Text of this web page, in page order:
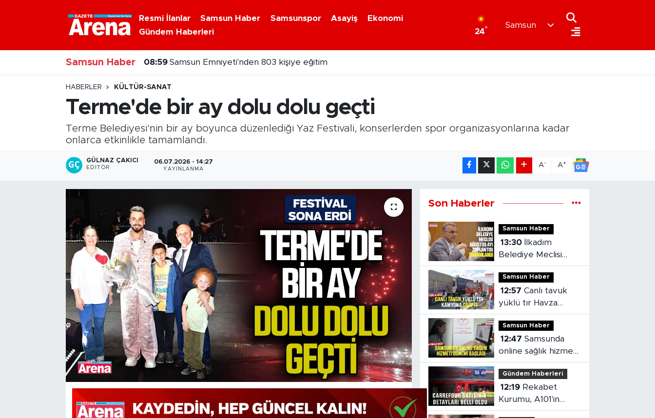
Resmi İlanlar Samsun Haber Samsunspor Asayiş
Ekonomi
Gündem Haberleri
24°
Samsun
Samsun Haber 08:30 Antalya'da özel hastanede gurbetçiye 71 bin liralık fatura
HABERLER KÜLTÜR-SANAT
Terme'de bir ay dolu dolu geçti
Terme Belediyesi'nin bir ay boyunca düzenlediği Yaz Festivali, konserlerden spor organizasyonlarına kadar
onlarca etkinlikle tamamlandı.
GÜLNAZ ÇAKICI
EDITÖR
06.07.2026 - 14:27
YAYINLANMA
A- A+
Son Haberler
Samsun Haber
13:30
Belediye Meclisi
Ağustos Ayı
Toplantısı
tamamlandı
Samsun Haber
12:57 Canlı tavuk
yüklü tır Havza
Viyadüğü'nde
kamyona çarptı
Samsun Haber
12:47 Samsunda
online sağlık hizmeti
dönemi başladı
Gündem Haberleri
12:19
Kurumu, A101'in
Carrefour devrine
Nöbetçi Eczaneler
Hava Durumu
Samsun Namaz Vakitleri
Trafik Durumu
Süper Lig Puan Durumu ve Fikstür
Tüm Manşetler